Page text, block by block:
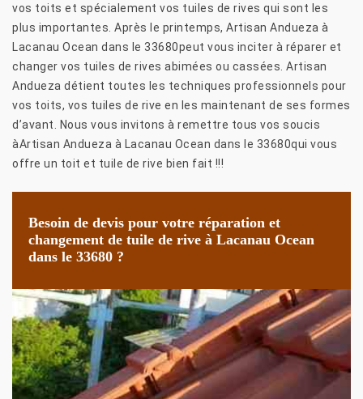
vos toits et spécialement vos tuiles de rives qui sont les
plus importantes. Après le printemps, Artisan Andueza à
Lacanau Ocean dans le 33680peut vous inciter à réparer et
changer vos tuiles de rives abimées ou cassées. Artisan
Andueza détient toutes les techniques professionnels pour
vos toits, vos tuiles de rive en les maintenant de ses formes
d’avant. Nous vous invitons à remettre tous vos soucis
àArtisan Andueza à Lacanau Ocean dans le 33680qui vous
offre un toit et tuile de rive bien fait !!!
Besoin de devis pour votre réparation et
changement de tuile de rive à Lacanau Ocean
dans le 33680 ?